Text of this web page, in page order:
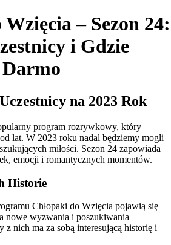
– Sezon 24:
i Gdzie
na 2023 Rok
program rozrywkowy, który
lat. W 2023 roku nadal będziemy mogli
miłości. Sezon 24 zapowiada
emocji i romantycznych momentów.
Historie
Chłopaki do Wzięcia pojawią się
nowe wyzwania i poszukiwania
z nich ma za sobą interesującą historię i